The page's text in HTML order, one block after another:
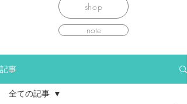
shop
note
記事
全ての記事